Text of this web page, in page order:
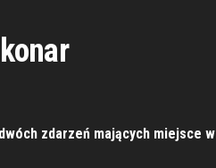
zdarzeń mających miejsce w